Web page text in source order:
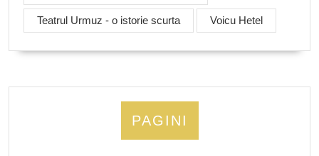
Teatrul Urmuz - o istorie scurta Voicu Hetel
PAGINI